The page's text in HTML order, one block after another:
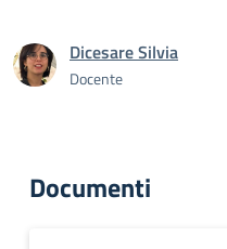
Dicesare Silvia
Docente
Documenti